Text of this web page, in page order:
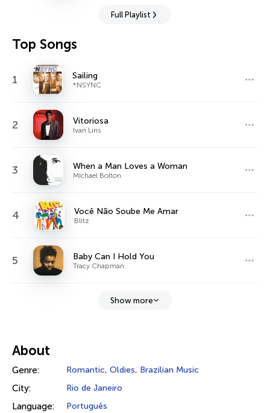
Full Playlist
Top Songs
1 Sailing
*NSYNC
2 Vitoriosa
Ivan Lins
3 When a Man Loves a Woman
Michael Bolton
4 Você Não Soube Me Amar
Blitz
5 Baby Can I Hold You
Tracy Chapman
Show more
About
Genre: Romantic, Oldies, Brazilian Music
City: Rio de Janeiro
Language: Português